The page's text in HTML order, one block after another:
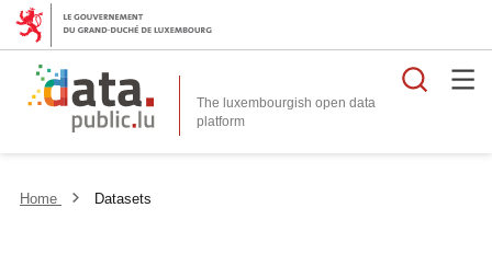
The luxembourgish open data
platform
Home Datasets